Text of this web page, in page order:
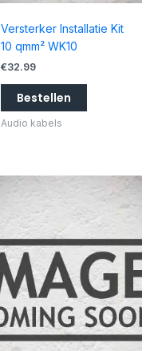
Versterker Installatie Kit
10 qmm² WK10
€32.99
Bestellen
Audio kabels